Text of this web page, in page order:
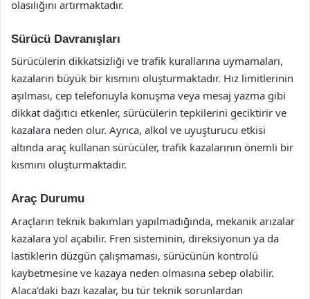
olasılığını artırmaktadır.
Sürücü Davranışları
Sürücülerin dikkatsizliği ve trafik kurallarına uymamaları,
kazaların büyük bir kısmını oluşturmaktadır. Hız limitlerinin
aşılması, cep telefonuyla konuşma veya mesaj yazma gibi
dikkat dağıtıcı etkenler, sürücülerin tepkilerini geciktirir ve
kazalara neden olur. Ayrıca, alkol ve uyuşturucu etkisi
altında araç kullanan sürücüler, trafik kazalarının önemli bir
kısmını oluşturmaktadır.
Araç Durumu
Araçların teknik bakımları yapılmadığında, mekanik arızalar
kazalara yol açabilir. Fren sisteminin, direksiyonun ya da
lastiklerin düzgün çalışmaması, sürücünün kontrolü
kaybetmesine ve kazaya neden olmasına sebep olabilir.
Alaca’daki bazı kazalar, bu tür teknik sorunlardan